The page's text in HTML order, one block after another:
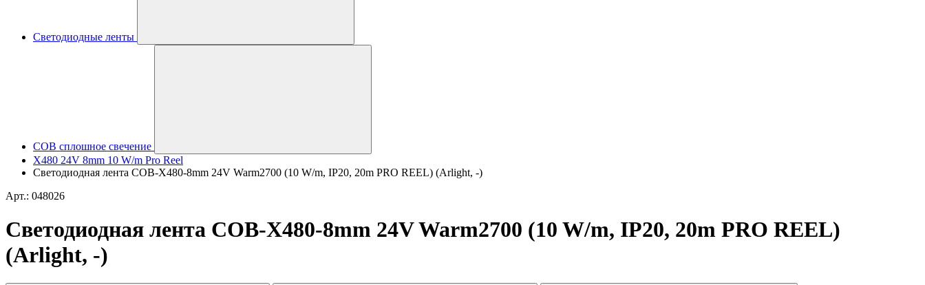
Светодиодные ленты
COB сплошное свечение
X480 24V 8mm 10 W/m Pro Reel
Светодиодная лента COB-X480-8mm 24V Warm2700 (10 W/m, IP20, 20m PRO REEL) (Arlight, -)
Арт.: 048026
Светодиодная лента COB-X480-8mm 24V Warm2700 (10 W/m, IP20, 20m PRO REEL)
(Arlight, -)